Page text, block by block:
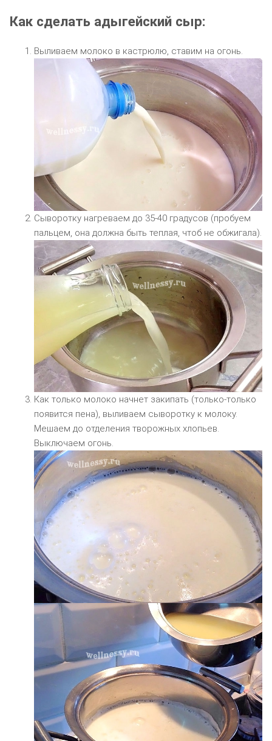
Как сделать адыгейский сыр:
Выливаем молоко в кастрюлю, ставим на огонь.
Сыворотку нагреваем до 35-40 градусов (пробуем
пальцем, она должна быть теплая, чтоб не обжигала).
Как только молоко начнет закипать (только-только
появится пена), выливаем сыворотку к молоку.
Мешаем до отделения творожных хлопьев.
Выключаем огонь.